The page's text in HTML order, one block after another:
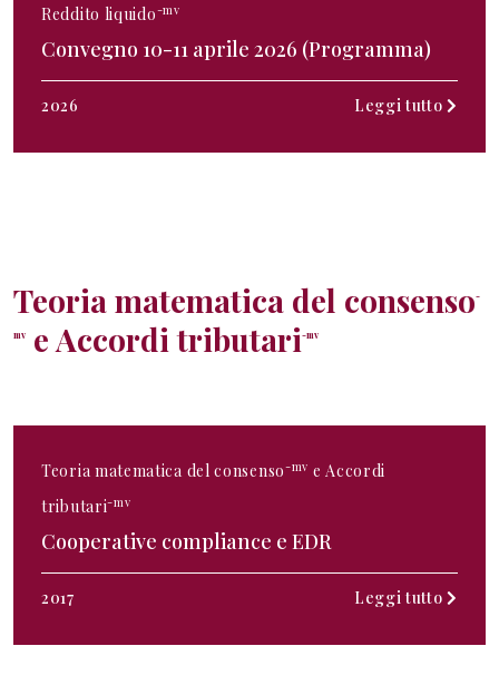
Reddito liquido-mv
Convegno 10-11 aprile 2026 (Programma)
2026 Leggi tutto
Teoria matematica del consenso-
mv e Accordi tributari-mv
Teoria matematica del consenso-mv e Accordi
tributari-mv
Cooperative compliance e EDR
2017 Leggi tutto